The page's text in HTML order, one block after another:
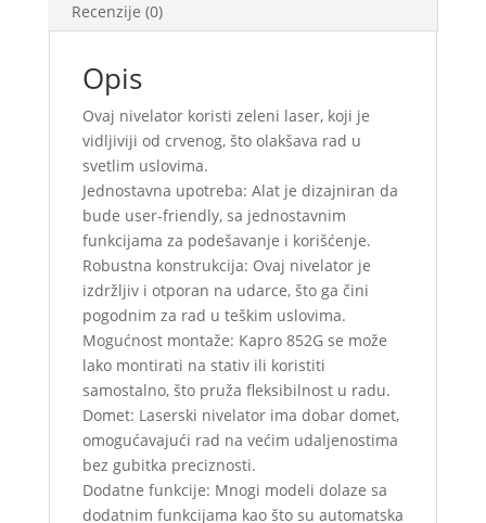
Recenzije (0)
Opis
Ovaj nivelator koristi zeleni laser, koji je
vidljiviji od crvenog, što olakšava rad u
svetlim uslovima.
Jednostavna upotreba: Alat je dizajniran da
bude user-friendly, sa jednostavnim
funkcijama za podešavanje i korišćenje.
Robustna konstrukcija: Ovaj nivelator je
izdržljiv i otporan na udarce, što ga čini
pogodnim za rad u teškim uslovima.
Mogućnost montaže: Kapro 852G se može
lako montirati na stativ ili koristiti
samostalno, što pruža fleksibilnost u radu.
Domet: Laserski nivelator ima dobar domet,
omogućavajući rad na većim udaljenostima
bez gubitka preciznosti.
Dodatne funkcije: Mnogi modeli dolaze sa
dodatnim funkcijama kao što su automatska